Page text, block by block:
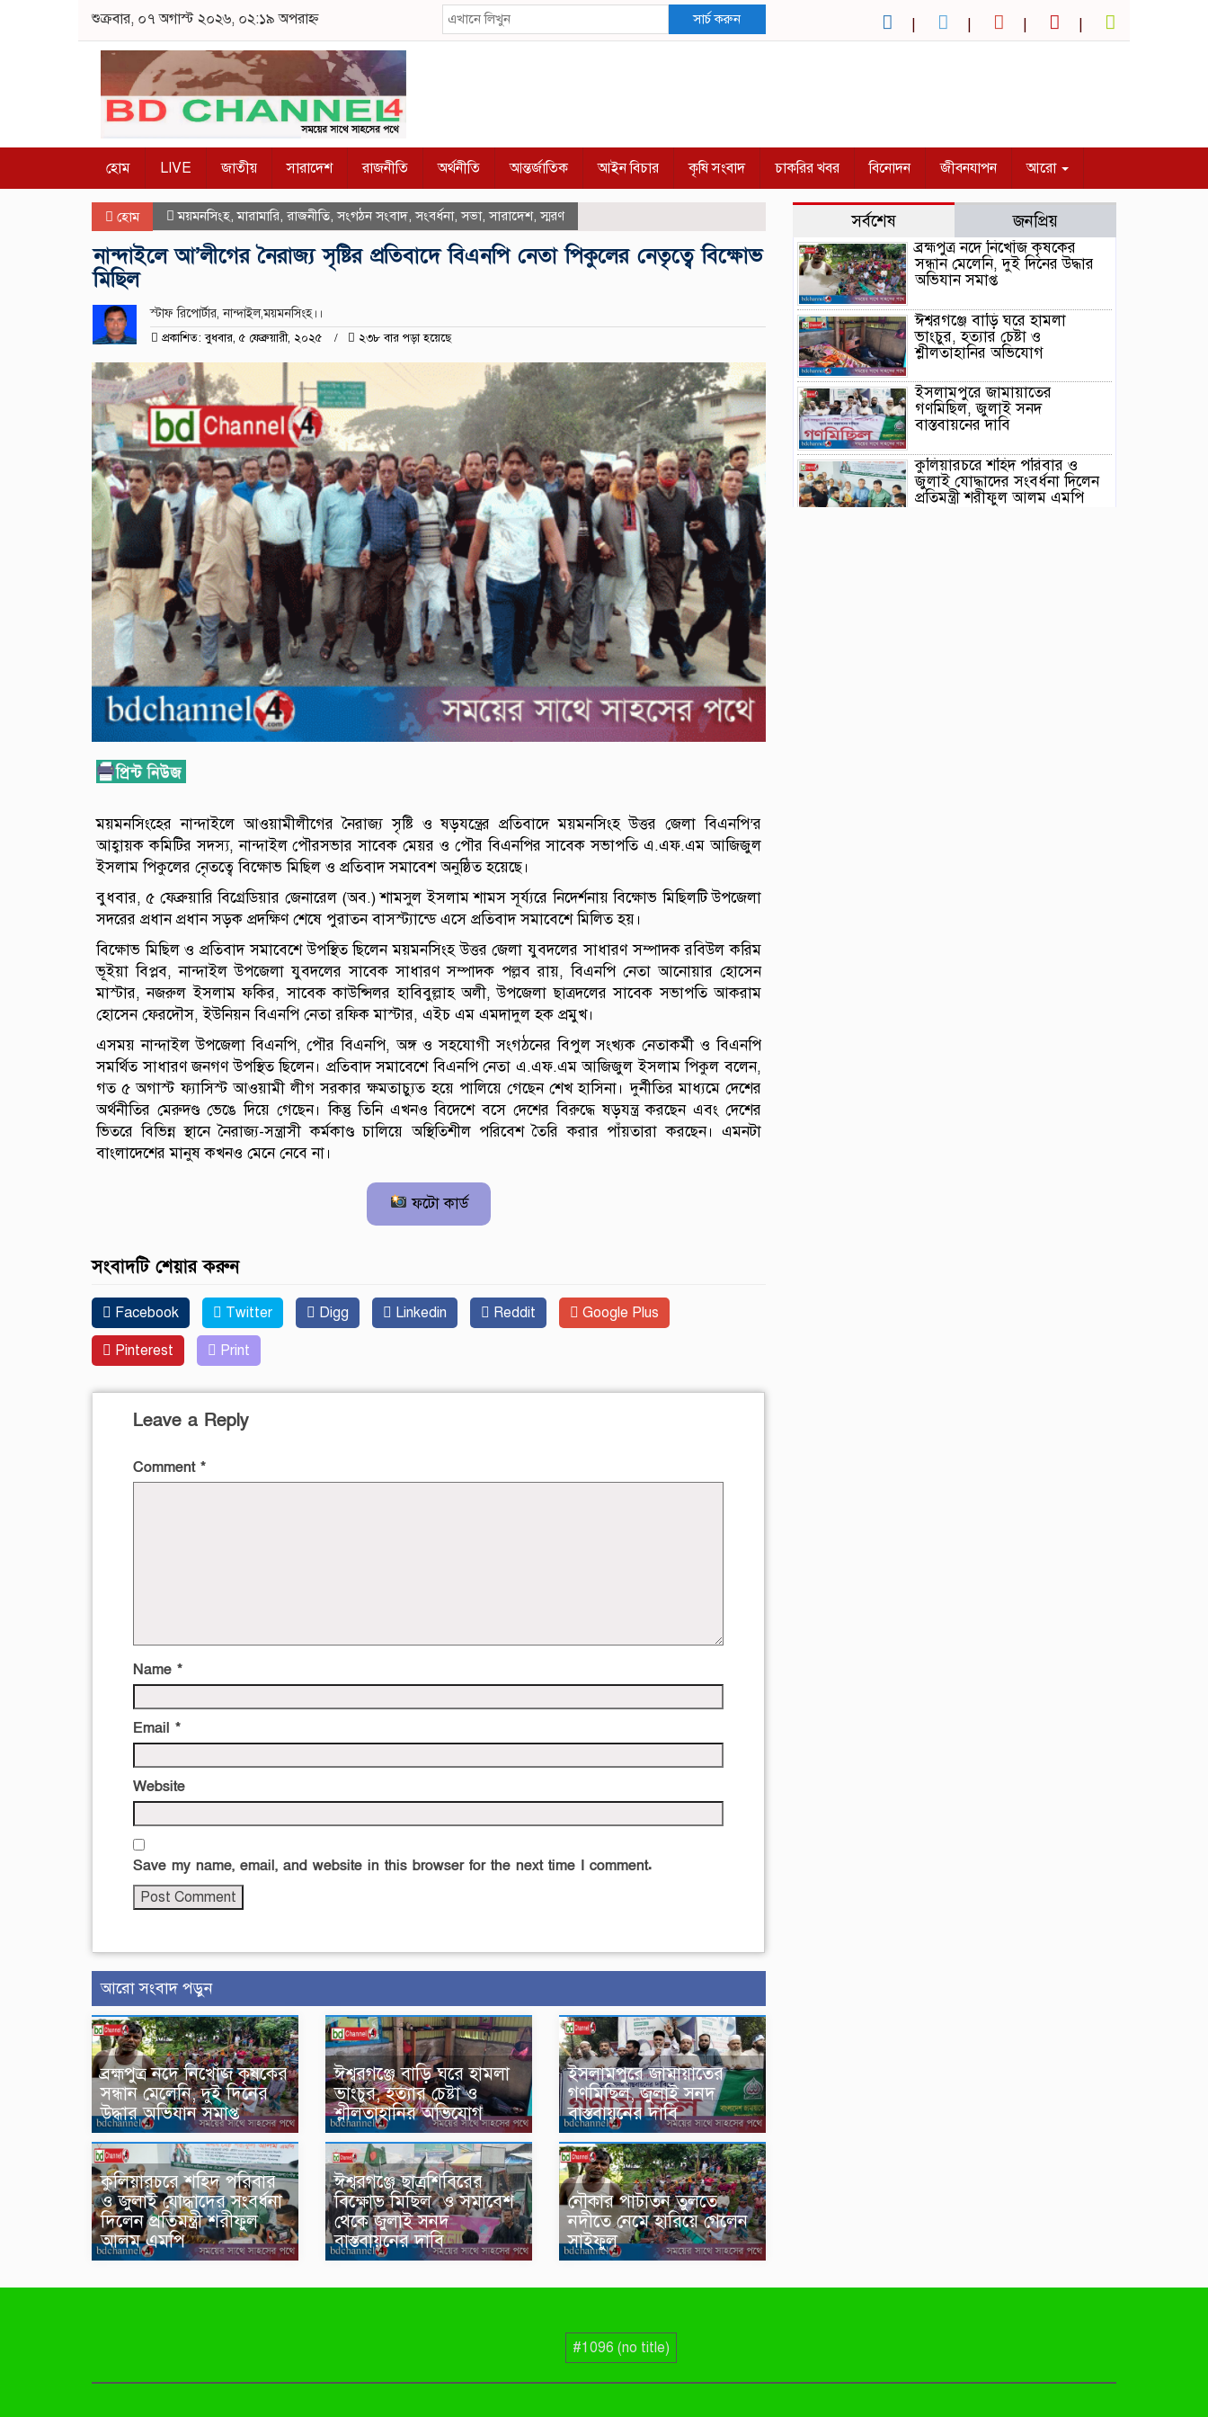
শুক্রবার, ০৭ অগাস্ট ২০২৬, ০২:১৯ অপরাহ্ন সার্চ করুন
হোম LIVE জাতীয় সারাদেশ রাজনীতি অর্থনীতি আন্তর্জাতিক আইন বিচার কৃষি সংবাদ চাকরির খবর বিনোদন জীবনযাপন আরো
হোম ময়মনসিংহ,মারামারি, রাজনীতি,সংগঠন সংবাদ,সংবর্ধনা,সভা,সারাদেশ,স্মরণ
নান্দাইলে আ’লীগের নৈরাজ্য সৃষ্টির প্রতিবাদে বিএনপি নেতা পিকুলের নেতৃত্বে বিক্ষোভ
মিছিল
স্টাফ রিপোর্টার, নান্দাইল,ময়মনসিংহ।।
প্রকাশিত: বুধবার, ৫ ফেব্রুয়ারী, ২০২৫ ২৩৮ বার পড়া হয়েছে
ময়মনসিংহের নান্দাইলে আওয়ামীলীগের নৈরাজ্য সৃষ্টি ও ষড়যন্ত্রের প্রতিবাদে ময়মনসিংহ উত্তর জেলা বিএনপি’র
আহ্বায়ক কমিটির সদস্য, নান্দাইল পৌরসভার সাবেক মেয়র ও পৌর বিএনপির সাবেক সভাপতি এ.এফ.এম আজিজুল
ইসলাম পিকুলের নেৃতত্বে বিক্ষোভ মিছিল ও প্রতিবাদ সমাবেশ অনুষ্ঠিত হয়েছে।
বুধবার, ৫ ফেব্রুয়ারি বিগ্রেডিয়ার জেনারেল (অব.) শামসুল ইসলাম শামস সূর্য্যরে নিদের্শনায় বিক্ষোভ মিছিলটি উপজেলা
সদরের প্রধান প্রধান সড়ক প্রদক্ষিণ শেষে পুরাতন বাসস্ট্যান্ডে এসে প্রতিবাদ সমাবেশে মিলিত হয়।
বিক্ষোভ মিছিল ও প্রতিবাদ সমাবেশে উপস্থিত ছিলেন ময়মনসিংহ উত্তর জেলা যুবদলের সাধারণ সম্পাদক রবিউল করিম
ভূইয়া বিপ্লব, নান্দাইল উপজেলা যুবদলের সাবেক সাধারণ সম্পাদক পল্লব রায়, বিএনপি নেতা আনোয়ার হোসেন
মাস্টার, নজরুল ইসলাম ফকির, সাবেক কাউন্সিলর হাবিবুল্লাহ অলী, উপজেলা ছাত্রদলের সাবেক সভাপতি আকরাম
হোসেন ফেরদৌস, ইউনিয়ন বিএনপি নেতা রফিক মাস্টার, এইচ এম এমদাদুল হক প্রমুখ।
এসময় নান্দাইল উপজেলা বিএনপি, পৌর বিএনপি, অঙ্গ ও সহযোগী সংগঠনের বিপুল সংখ্যক নেতাকর্মী ও বিএনপি
সমর্থিত সাধারণ জনগণ উপস্থিত ছিলেন। প্রতিবাদ সমাবেশে বিএনপি নেতা এ.এফ.এম আজিজুল ইসলাম পিকুল বলেন,
গত ৫ অগাস্ট ফ্যাসিস্ট আওয়ামী লীগ সরকার ক্ষমতাচ্যুত হয়ে পালিয়ে গেছেন শেখ হাসিনা। দুর্নীতির মাধ্যমে দেশের
অর্থনীতির মেরুদণ্ড ভেঙে দিয়ে গেছেন। কিন্তু তিনি এখনও বিদেশে বসে দেশের বিরুদ্ধে ষড়যন্ত্র করছেন এবং দেশের
ভিতরে বিভিন্ন স্থানে নৈরাজ্য-সন্ত্রাসী কর্মকাণ্ড চালিয়ে অস্থিতিশীল পরিবেশ তৈরি করার পাঁয়তারা করছেন। এমনটা
বাংলাদেশের মানুষ কখনও মেনে নেবে না।
ফটো কার্ড
সংবাদটি শেয়ার করুন
Facebook Twitter Digg Linkedin Reddit Google Plus
Pinterest Print
Leave a Reply
Comment *
Name *
Email *
Website
Save my name, email, and website in this browser for the next time I comment.
আরো সংবাদ পড়ুন
ব্রহ্মপুত্র নদে নিখোঁজ কৃষকের
সন্ধান মেলেনি, দুই দিনের
উদ্ধার অভিযান সমাপ্ত
ঈশ্বরগঞ্জে বাড়ি ঘরে হামলা
ভাংচুর, হত্যার চেষ্টা ও
শ্লীলতাহানির অভিযোগ
ইসলামপুরে জামায়াতের
গণমিছিল, জুলাই সনদ
বাস্তবায়নের দাবি
কুলিয়ারচরে শহিদ পরিবার
ও জুলাই যোদ্ধাদের সংবর্ধনা
দিলেন প্রতিমন্ত্রী শরীফুল
আলম এমপি
ঈশ্বরগঞ্জে ছাত্রশিবিরের
বিক্ষোভ মিছিল ও সমাবেশ
থেকে জুলাই সনদ
বাস্তবায়নের দাবি
নৌকার পাটাতন তুলতে
নদীতে নেমে হারিয়ে গেলেন
সাইফুল
সর্বশেষ জনপ্রিয়
ব্রহ্মপুত্র নদে নিখোঁজ কৃষকের
সন্ধান মেলেনি, দুই দিনের উদ্ধার
অভিযান সমাপ্ত
ঈশ্বরগঞ্জে বাড়ি ঘরে হামলা
ভাংচুর, হত্যার চেষ্টা ও
শ্লীলতাহানির অভিযোগ
ইসলামপুরে জামায়াতের
গণমিছিল, জুলাই সনদ
বাস্তবায়নের দাবি
কুলিয়ারচরে শহিদ পরিবার ও
জুলাই যোদ্ধাদের সংবর্ধনা দিলেন
প্রতিমন্ত্রী শরীফুল আলম এমপি
#1096 (no title)